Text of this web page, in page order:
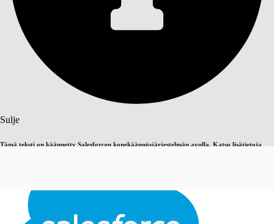
Sulje
Tämä teksti on käännetty Salesforcen konekäännösjärjestelmän avulla. Katso lisätietoja
Sulje